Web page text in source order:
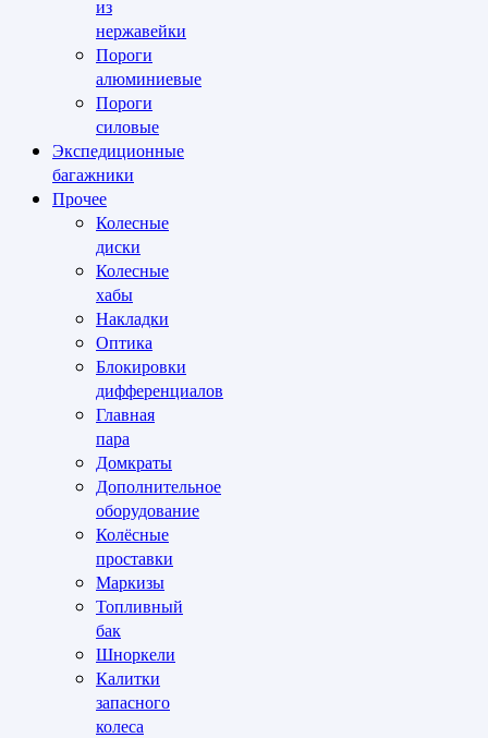
из
нержавейки
Пороги
алюминиевые
Пороги
силовые
Экспедиционные
багажники
Прочее
Колесные
диски
Колесные
хабы
Накладки
Оптика
Блокировки
дифференциалов
Главная
пара
Домкраты
Дополнительное
оборудование
Колёсные
проставки
Маркизы
Топливный
бак
Шноркели
Калитки
запасного
колеса